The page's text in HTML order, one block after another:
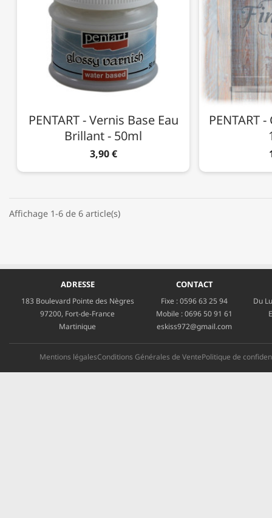
PENTART - Vernis Base Eau
Brillant - 50ml
3,90 €
PENTART
Affichage 1-6 de 6 article(s)
ADRESSE
183 Boulevard Pointe des Nègres
97200, Fort-de-France
Martinique
CONTACT
Fixe :0596 63 25 94
Mobile :0696 50 91 61
eskiss972@gmail.com
Du
Mentions légalesConditions Générales de VentePolitique de